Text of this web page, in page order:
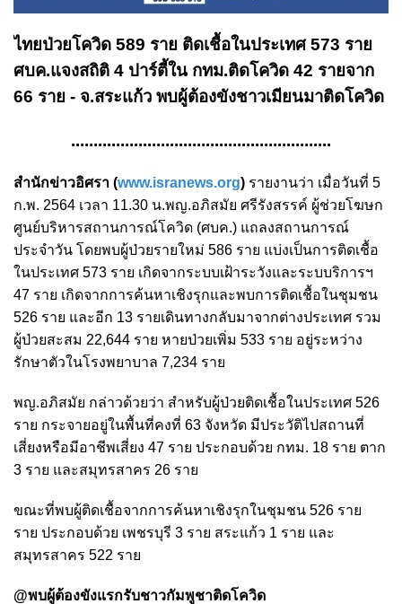
ไทยป่วยโควิด 589 ราย ติดเชื้อในประเทศ 573 ราย
ศบค.แจงสถิติ 4 ปาร์ตี้ใน กทม.ติดโควิด 42 รายจาก
66 ราย - จ.สระแก้ว พบผู้ต้องขังชาวเมียนมาติดโควิด
..........................................................
สำนักข่าวอิศรา (www.isranews.org) รายงานว่า เมื่อวันที่ 5
ก.พ. 2564 เวลา 11.30 น.พญ.อภิสมัย ศรีรังสรรค์ ผู้ช่วยโฆษก
ศูนย์บริหารสถานการณ์โควิด (ศบค.) แถลงสถานการณ์
ประจำวัน โดยพบผู้ป่วยรายใหม่ 586 ราย แบ่งเป็นการติดเชื้อ
ในประเทศ 573 ราย เกิดจากระบบเฝ้าระวังและระบบริการฯ
47 ราย เกิดจากการค้นหาเชิงรุกและพบการติดเชื้อในชุมชน
526 ราย และอีก 13 รายเดินทางกลับมาจากต่างประเทศ รวม
ผู้ป่วยสะสม 22,644 ราย หายป่วยเพิ่ม 533 ราย อยู่ระหว่าง
รักษาตัวในโรงพยาบาล 7,234 ราย
พญ.อภิสมัย กล่าวด้วยว่า สำหรับผู้ป่วยติดเชื้อในประเทศ 526
ราย กระจายอยู่ในพื้นที่คงที่ 63 จังหวัด มีประวัติไปสถานที่
เสี่ยงหรือมีอาชีพเสี่ยง 47 ราย ประกอบด้วย กทม. 18 ราย ตาก
3 ราย และสมุทรสาคร 26 ราย
ขณะที่พบผู้ติดเชื้อจากการค้นหาเชิงรุกในชุมชน 526 ราย
ราย ประกอบด้วย เพชรบุรี 3 ราย สระแก้ว 1 ราย และ
สมุทรสาคร 522 ราย
@พบผู้ต้องขังแรกรับชาวกัมพูชาติดโควิด